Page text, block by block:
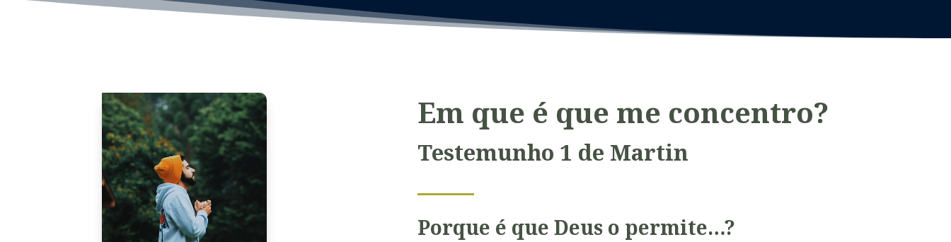
Em que é que me concentro?
Testemunho 1 de Martin
Porque é que Deus o permite…?